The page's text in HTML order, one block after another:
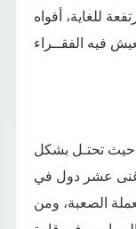
للغاية، أفواه
حيث تحتـل بشكل
أغنى عشر دول في
الصعبة، ومن